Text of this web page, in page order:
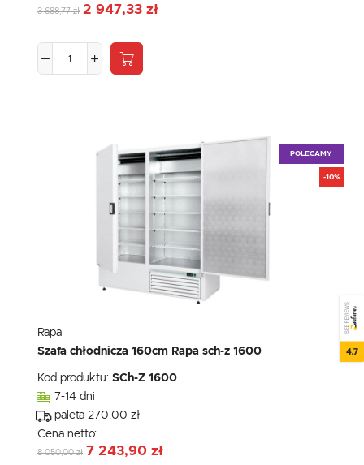
3 688,77 zł 2 947,33 zł
POLECAMY
-10%
Rapa
Szafa chłodnicza 160cm Rapa sch-z 1600
Kod produktu: SCh-Z 1600
7-14 dni
paleta 270.00 zł
Cena netto:
8 050,00 zł 7 243,90 zł
SEE REVIEWS
4.7